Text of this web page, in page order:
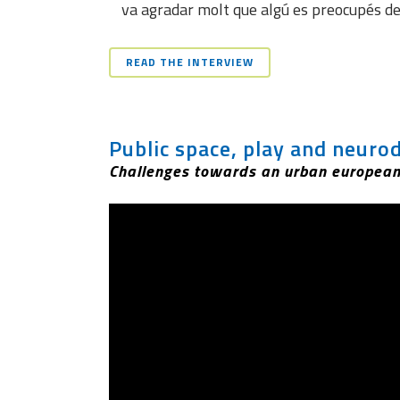
va agradar molt que algú es preocupés
READ THE INTERVIEW
Public space, play and
Challenges towards an urban